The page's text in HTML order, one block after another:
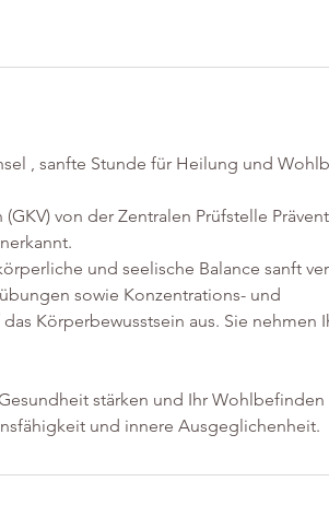
, sanfte Stunde für Heilung und
von der Zentralen Prüfstelle
und seelische Balance sanft
sowie Konzentrations- und
Körperbewusstsein aus. Sie nehmen
stärken und Ihr
und innere Ausgeglichenheit.